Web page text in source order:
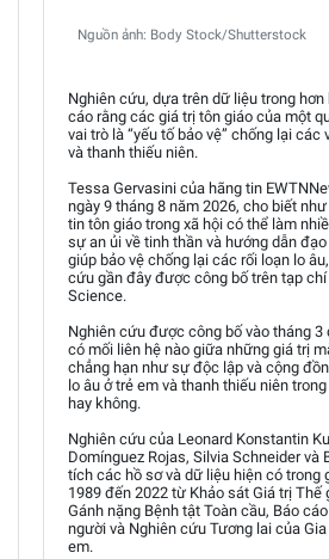
Nguồn ảnh: Body Stock/Shutterstock
Nghiên cứu, dựa trên dữ liệu trong hơn
cáo rằng các giá trị tôn giáo của một
vai trò là “yếu tố bảo vệ” chống lại các
và thanh thiếu niên.
Tessa Gervasini của hãng tin
ngày 9 tháng 8 năm 2026, cho biết
tin tôn giáo trong xã hội có thể làm
sự an ủi về tinh thần và hướng dẫn
giúp bảo vệ chống lại các rối loạn lo
cứu gần đây được công bố trên tạp
Science.
Nghiên cứu được công bố vào tháng 3
có mối liên hệ nào giữa những giá trị
chẳng hạn như sự độc lập và cộng
lo âu ở trẻ em và thanh thiếu niên
hay không.
Nghiên cứu của Leonard Konstantin
Domínguez Rojas, Silvia Schneider và
tích các hồ sơ và dữ liệu hiện có trong
1989 đến 2022 từ Khảo sát Giá trị Thế
Gánh nặng Bệnh tật Toàn cầu, Báo
người và Nghiên cứu Tương lai của
em.